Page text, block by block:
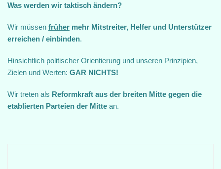
Was werden wir taktisch ändern?
Wir müssen früher mehr Mitstreiter, Helfer und Unterstützer
erreichen / einbinden.
Hinsichtlich politischer Orientierung und unseren Prinzipien,
Zielen und Werten: GAR NICHTS!
Wir treten als Reformkraft aus der breiten Mitte gegen die
etablierten Parteien der Mitte an.